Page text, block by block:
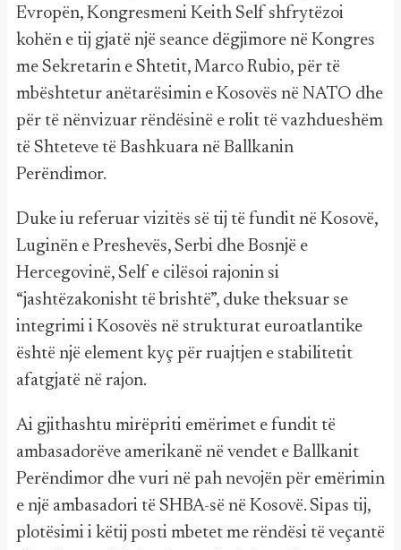
Evropën, Kongresmeni Keith Self shfrytëzoi
kohën e tij gjatë një seance dëgjimore në Kongres
me Sekretarin e Shtetit, Marco Rubio, për të
mbështetur anëtarësimin e Kosovës në NATO dhe
për të nënvizuar rëndësinë e rolit të vazhdueshëm
të Shteteve të Bashkuara në Ballkanin
Perëndimor.
Duke iu referuar vizitës së tij të fundit në Kosovë,
Luginën e Preshevës, Serbi dhe Bosnjë e
Hercegovinë, Self e cilësoi rajonin si
“jashtëzakonisht të brishtë”, duke theksuar se
integrimi i Kosovës në strukturat euroatlantike
është një element kyç për ruajtjen e stabilitetit
afatgjatë në rajon.
Ai gjithashtu mirëpriti emërimet e fundit të
ambasadorëve amerikanë në vendet e Ballkanit
Perëndimor dhe vuri në pah nevojën për emërimin
e një ambasadori të SHBA-së në Kosovë. Sipas tij,
plotësimi i këtij posti mbetet me rëndësi të veçantë